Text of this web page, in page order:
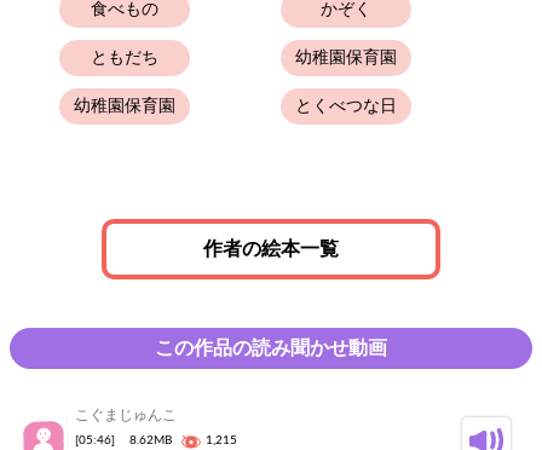
食べもの
ともだち
幼稚園保育園
かぞく
幼稚園保育園
とくべつな日
作者の絵本一覧
この作品の読み聞かせ動画
こぐまじゅんこ
[05:46] 8.62MB 1,215